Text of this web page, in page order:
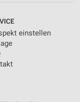
einstellen